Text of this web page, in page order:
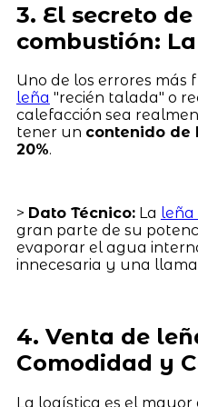
3. El secreto
combustión:
Uno de los errores más
leña "recién talada" o
calefacción sea
tener un contenido de
20%.
> Dato Técnico:La leña
gran parte de su
evaporar el agua
innecesaria y una
4. Venta de
Comodidad y
La logística es el